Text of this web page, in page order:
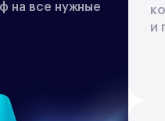
на все нужные
и